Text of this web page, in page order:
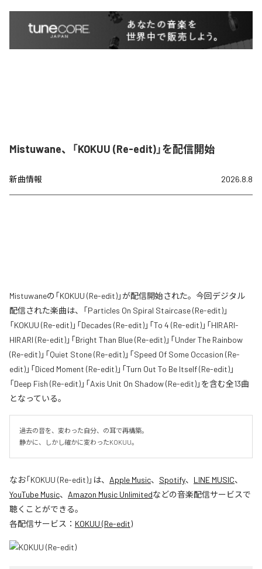
Mistuwane、「KOKUU (Re-edit)」を配信開始
新曲情報 2026.8.8
Mistuwaneの「KOKUU (Re-edit)」が配信開始された。今回デジタル
配信された楽曲は、「Particles On Spiral Staircase (Re-edit)」
「KOKUU (Re-edit)」「Decades (Re-edit)」「To 4 (Re-edit)」「HIRARI-
HIRARI (Re-edit)」「Bright Than Blue (Re-edit)」「Under The Rainbow
(Re-edit)」「Quiet Stone (Re-edit)」「Speed Of Some Occasion (Re-
edit)」「Diced Moment (Re-edit)」「Turn Out To Be Itself (Re-edit)」
「Deep Fish (Re-edit)」「Axis Unit On Shadow (Re-edit)」を含む全13曲
となっている。
過去の音を、変わった自分、の耳で再構築。
静かに、しかし確かに変わったKOKUU。
なお「KOKUU (Re-edit)」は、 Apple Music、 Spotify、 LINE MUSIC、
YouTube Music、 Amazon Music Unlimitedなどの音楽配信サービスで
聴くことができる。
各配信サービス： KOKUU (Re-edit)